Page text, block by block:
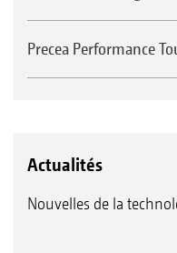
Precea Performance
Actualités
Nouvelles de la